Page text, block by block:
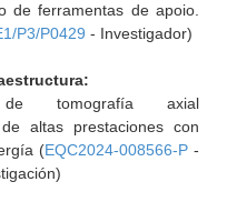
de ferramentas de apoio.
P3/P0429 - Investigador)
de tomografía axial
altas prestaciones con
(EQC2024-008566-P-